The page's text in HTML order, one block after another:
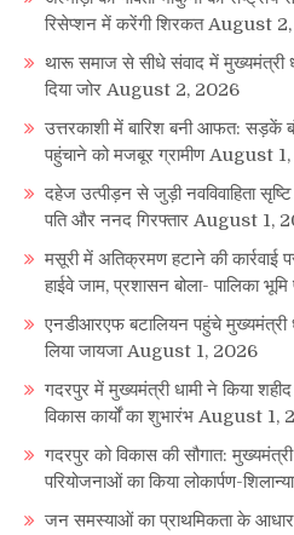
रिसेप्शन में करेंगी शिरकत August
थारू समाज से सीधे संवाद में मुख्यमंत्री
दिया जोर August 2, 2026
उत्तरकाशी में बारिश बनी आफत: सड़कें
पहुंचाने को मजबूर ग्रामीण August
दहेज उत्पीड़न से जुड़ी नवविवाहिता सृष्टि
पति और ननद गिरफ्तार August 1,
मसूरी में अतिक्रमण हटाने की कार्रवाई
हाईवे जाम, प्रशासन बोला- पालिका
एनडीआरएफ बटालियन पहुंचे मुख्यमंत्री
लिया जायजा August 1, 2026
गदरपुर में मुख्यमंत्री धामी ने किया
विकास कार्यों का शुभारंभ August 1,
गदरपुर को विकास की सौगात:
परियोजनाओं का किया लोकार्पण-
जन समस्याओं का प्राथमिकता के